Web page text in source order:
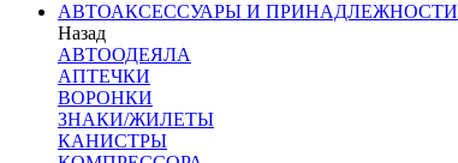
АВТОАКСЕССУАРЫ И ПРИНАДЛЕЖНОСТИ
Назад
АВТООДЕЯЛА
АПТЕЧКИ
ВОРОНКИ
ЗНАКИ/ЖИЛЕТЫ
КАНИСТРЫ